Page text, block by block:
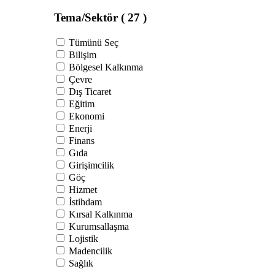
Tema/Sektör ( 27 )
Tümünü Seç
Bilişim
Bölgesel Kalkınma
Çevre
Dış Ticaret
Eğitim
Ekonomi
Enerji
Finans
Gıda
Girişimcilik
Göç
Hizmet
İstihdam
Kırsal Kalkınma
Kurumsallaşma
Lojistik
Madencilik
Sağlık